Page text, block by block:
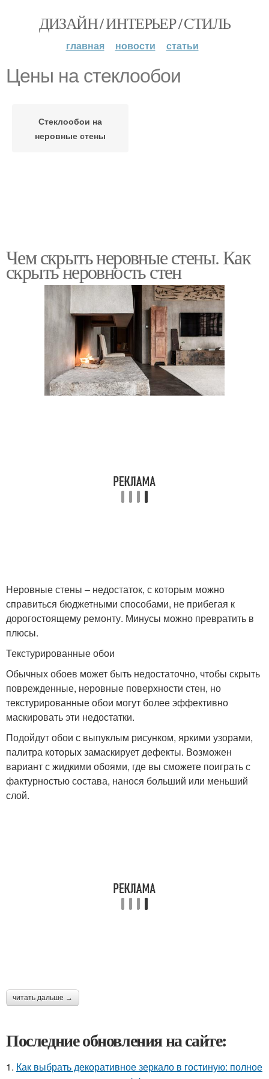
ДИЗАЙН / ИНТЕРЬЕР / СТИЛЬ
главная новости статьи
Цены на стеклообои
Стеклообои на
неровные стены
Чем скрыть неровные стены. Как
скрыть неровность стен
Неровные стены – недостаток, с которым можно
справиться бюджетными способами, не прибегая к
дорогостоящему ремонту. Минусы можно превратить в
плюсы.
Текстурированные обои
Обычных обоев может быть недостаточно, чтобы скрыть
поврежденные, неровные поверхности стен, но
текстурированные обои могут более эффективно
маскировать эти недостатки.
Подойдут обои с выпуклым рисунком, яркими узорами,
палитра которых замаскирует дефекты. Возможен
вариант с жидкими обоями, где вы сможете поиграть с
фактурностью состава, нанося больший или меньший
слой.
читать дальше →
Последние обновления на сайте:
1. Как выбрать декоративное зеркало в гостиную: полное